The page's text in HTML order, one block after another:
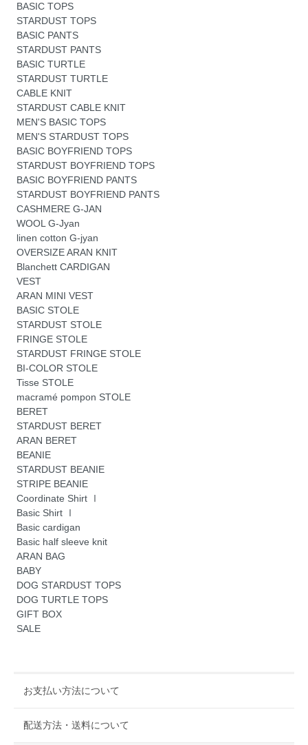
BASIC TOPS
STARDUST TOPS
BASIC PANTS
STARDUST PANTS
BASIC TURTLE
STARDUST TURTLE
CABLE KNIT
STARDUST CABLE KNIT
MEN'S BASIC TOPS
MEN'S STARDUST TOPS
BASIC BOYFRIEND TOPS
STARDUST BOYFRIEND TOPS
BASIC BOYFRIEND PANTS
STARDUST BOYFRIEND PANTS
CASHMERE G-JAN
WOOL G-Jyan
linen cotton G-jyan
OVERSIZE ARAN KNIT
Blanchett CARDIGAN
VEST
ARAN MINI VEST
BASIC STOLE
STARDUST STOLE
FRINGE STOLE
STARDUST FRINGE STOLE
BI-COLOR STOLE
Tisse STOLE
macramé pompon STOLE
BERET
STARDUST BERET
ARAN BERET
BEANIE
STARDUST BEANIE
STRIPE BEANIE
Coordinate Shirt Ⅰ
Basic Shirt Ⅰ
Basic cardigan
Basic half sleeve knit
ARAN BAG
BABY
DOG STARDUST TOPS
DOG TURTLE TOPS
GIFT BOX
SALE
お支払い方法について
配送方法・送料について